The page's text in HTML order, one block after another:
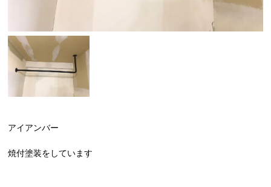
アイアンバー
焼付塗装をしています